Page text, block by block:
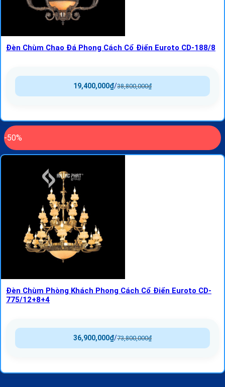
Đèn Chùm Chao Đá Phong Cách Cổ Điển Euroto CD-188/8
38,800,000₫
/
19,400,000₫
-50%
Đèn Chùm Phòng Khách Phong Cách Cổ Điển Euroto CD-
775/12+8+4
73,800,000₫
/
36,900,000₫